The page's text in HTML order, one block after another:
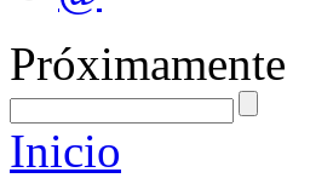
Próximamente
Inicio